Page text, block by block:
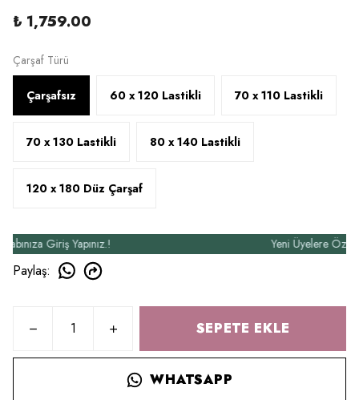
₺ 1,759.00
Çarşaf Türü
Çarşafsız 60 x 120 Lastikli 70 x 110 Lastikli
70 x 130 Lastikli 80 x 140 Lastikli
120 x 180 Düz Çarşaf
Giriş Yapınız.! Yeni Üyelere Özel
Paylaş:
SEPETE EKLE
WHATSAPP